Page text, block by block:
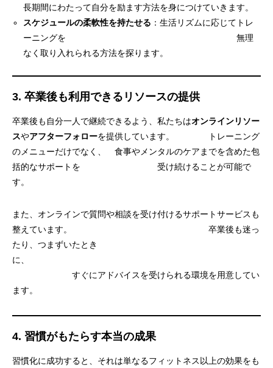
長期間にわたって自分を励ます方法を身につけていきます。
スケジュールの柔軟性を持たせる ：生活リズムに応じてトレ
ーニングを 無理
なく取り入れられる方法を探ります。
3. 卒業後も利用できるリソースの提供
卒業後も自分一人で継続できるよう、私たちはオンラインリソー
スやアフターフォローを提供しています。 トレーニング
のメニューだけでなく、 食事やメンタルのケアまでを含めた包
括的なサポートを 受け続けることが可能で
す。
また、オンラインで質問や相談を受け付けるサポートサービスも
整えています。 卒業後も迷っ
たり、つまずいたとき
に、
すぐにアドバイスを受けられる環境を用意してい
ます。
4. 習慣がもたらす本当の成果
習慣化に成功すると、それは単なるフィットネス以上の効果をも